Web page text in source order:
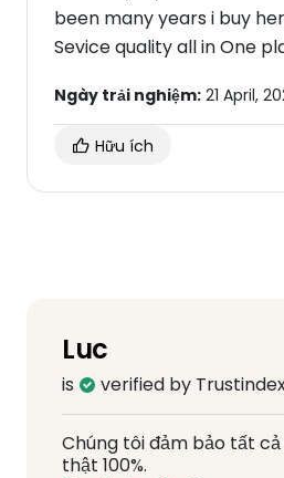
been many years i buy
Sevice quality all in One
Ngày trải nghiệm: 21 April,
Hữu ích
Luc
is verified by
Chúng tôi đảm bảo tất
thật 100%.